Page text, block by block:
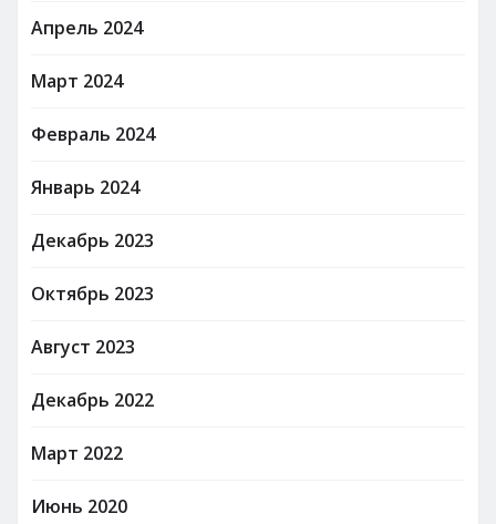
Апрель 2024
Март 2024
Февраль 2024
Январь 2024
Декабрь 2023
Октябрь 2023
Август 2023
Декабрь 2022
Март 2022
Июнь 2020